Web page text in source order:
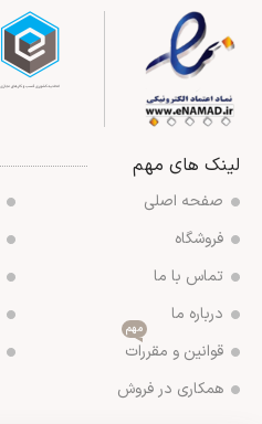
لینک های مهم
صفحه اصلی
فروشگاه
تماس با ما
درباره ما
قوانین و مقررات
مهم
همکاری در فروش